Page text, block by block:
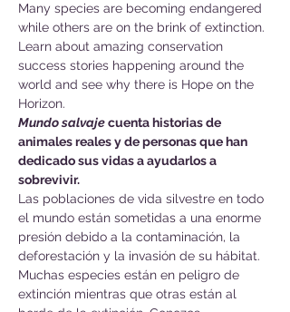
Many species are becoming endangered
while others are on the brink of extinction.
Learn about amazing conservation
success stories happening around the
world and see why there is Hope on the
Horizon.
Mundo salvaje cuenta historias de
animales reales y de personas que han
dedicado sus vidas a ayudarlos a
sobrevivir.
Las poblaciones de vida silvestre en todo
el mundo están sometidas a una enorme
presión debido a la contaminación, la
deforestación y la invasión de su hábitat.
Muchas especies están en peligro de
extinción mientras que otras están al